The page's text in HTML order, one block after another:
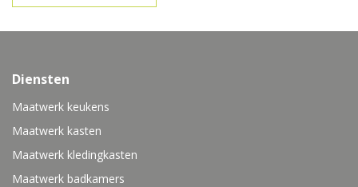
Diensten
Maatwerk keukens
Maatwerk kasten
Maatwerk kledingkasten
Maatwerk badkamers